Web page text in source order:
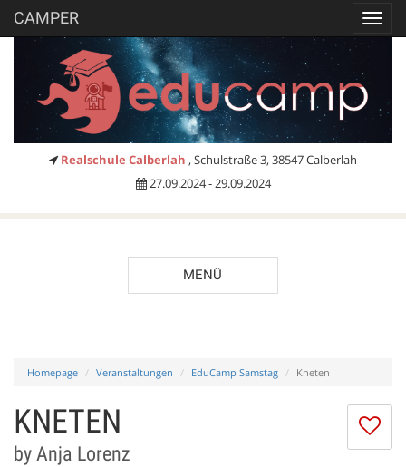
CAMPER
Realschule Calberlah , Schulstraße 3, 38547 Calberlah
27.09.2024 - 29.09.2024
MENÜ
Homepage Veranstaltungen EduCamp Samstag Kneten
KNETEN
by Anja Lorenz